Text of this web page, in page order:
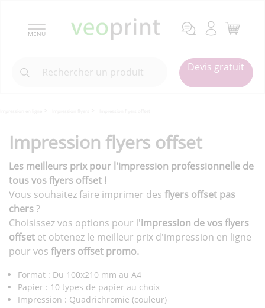
MENU
Devis gratuit
Impression flyers offset
Les meilleurs prix pour l'impression professionnelle de
tous vos flyers offset !
Vous souhaitez faire imprimer des flyers offset pas
chers?
Choisissez vos options pour l'impression de vos flyers
offset et obtenez le meilleur prix d'impression en ligne
pour vos flyers offset promo.
Format : Du 100x210 mm au A4
Papier : 10 types de papier au choix
Impression : Quadrichromie (couleur)